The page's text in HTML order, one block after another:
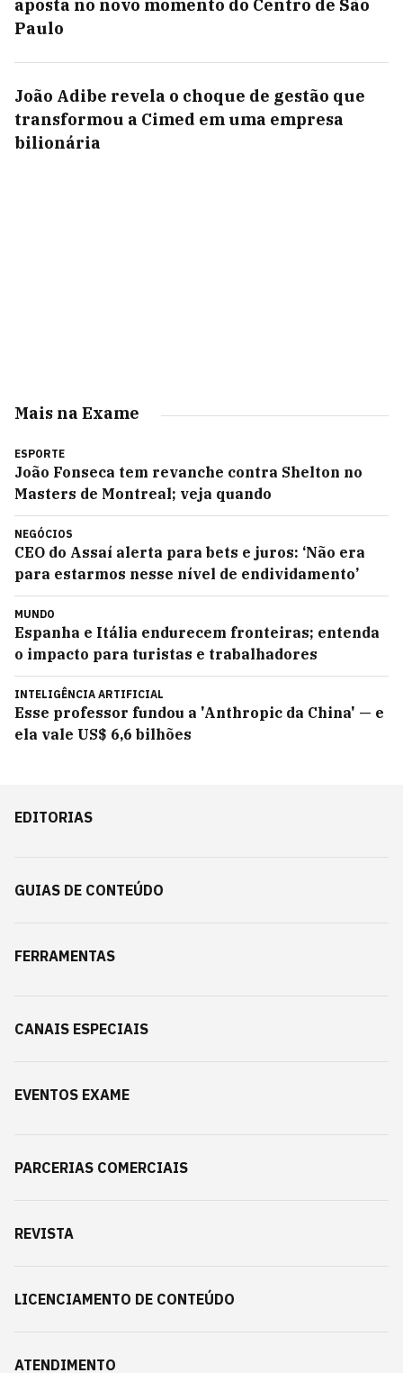
aposta no novo momento do Centro de São
Paulo
João Adibe revela o choque de gestão que
transformou a Cimed em uma empresa
bilionária
Mais na Exame
ESPORTE
João Fonseca tem revanche contra Shelton no
Masters de Montreal; veja quando
NEGÓCIOS
CEO do Assaí alerta para bets e juros: ‘Não era
para estarmos nesse nível de endividamento’
MUNDO
Espanha e Itália endurecem fronteiras; entenda
o impacto para turistas e trabalhadores
INTELIGÊNCIA ARTIFICIAL
Esse professor fundou a 'Anthropic da China' — e
ela vale US$ 6,6 bilhões
EDITORIAS
GUIAS DE CONTEÚDO
FERRAMENTAS
CANAIS ESPECIAIS
EVENTOS EXAME
PARCERIAS COMERCIAIS
REVISTA
LICENCIAMENTO DE CONTEÚDO
ATENDIMENTO